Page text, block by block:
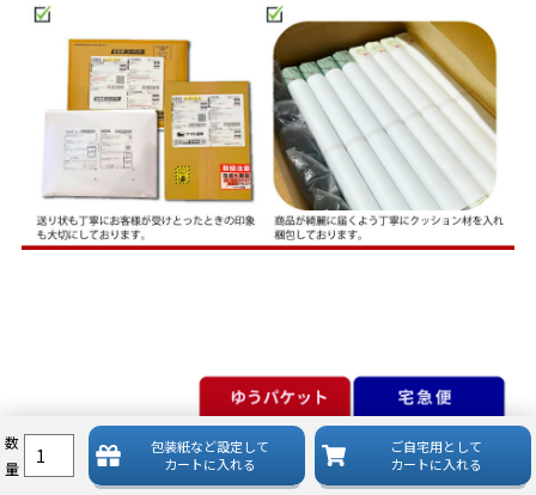
数
量
包装紙など設定して
カートに入れる
ご自宅用として
カートに入れる